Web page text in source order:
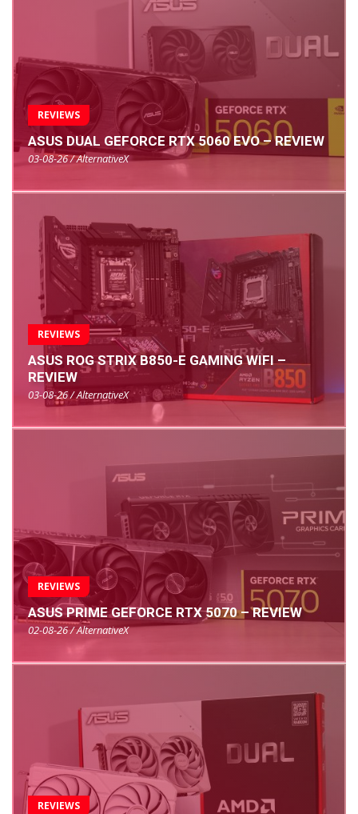
REVIEWS
ASUS DUAL GEFORCE RTX 5060 EVO – REVIEW
03-08-26 / AlternativeX
REVIEWS
ASUS ROG STRIX B850-E GAMING WIFI –
REVIEW
03-08-26 / AlternativeX
REVIEWS
ASUS PRIME GEFORCE RTX 5070 – REVIEW
02-08-26 / AlternativeX
REVIEWS